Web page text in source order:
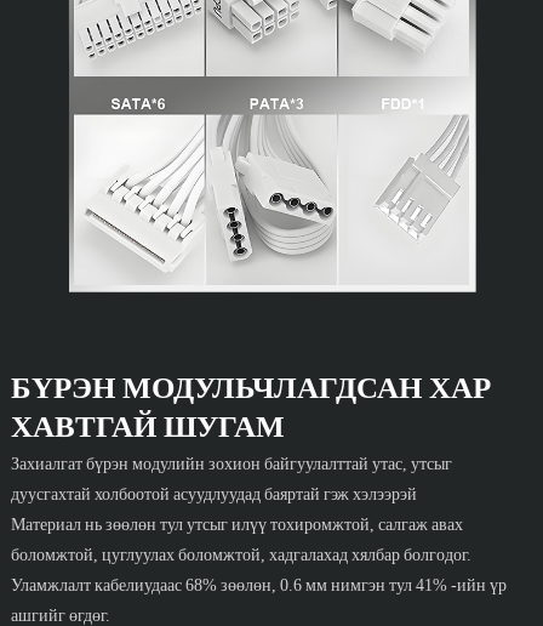
БҮРЭН МОДУЛЬЧЛАГДСАН ХАР
ХАВТГАЙ ШУГАМ
Захиалгат бүрэн модулийн зохион байгуулалттай утас, утсыг
дуусгахтай холбоотой асуудлуудад баяртай гэж хэлээрэй
Материал нь зөөлөн тул утсыг илүү тохиромжтой, салгаж авах
боломжтой, цуглуулах боломжтой, хадгалахад хялбар болгодог.
Уламжлалт кабелиудаас 68% зөөлөн, 0.6 мм нимгэн тул 41% -ийн үр
ашгийг өгдөг.